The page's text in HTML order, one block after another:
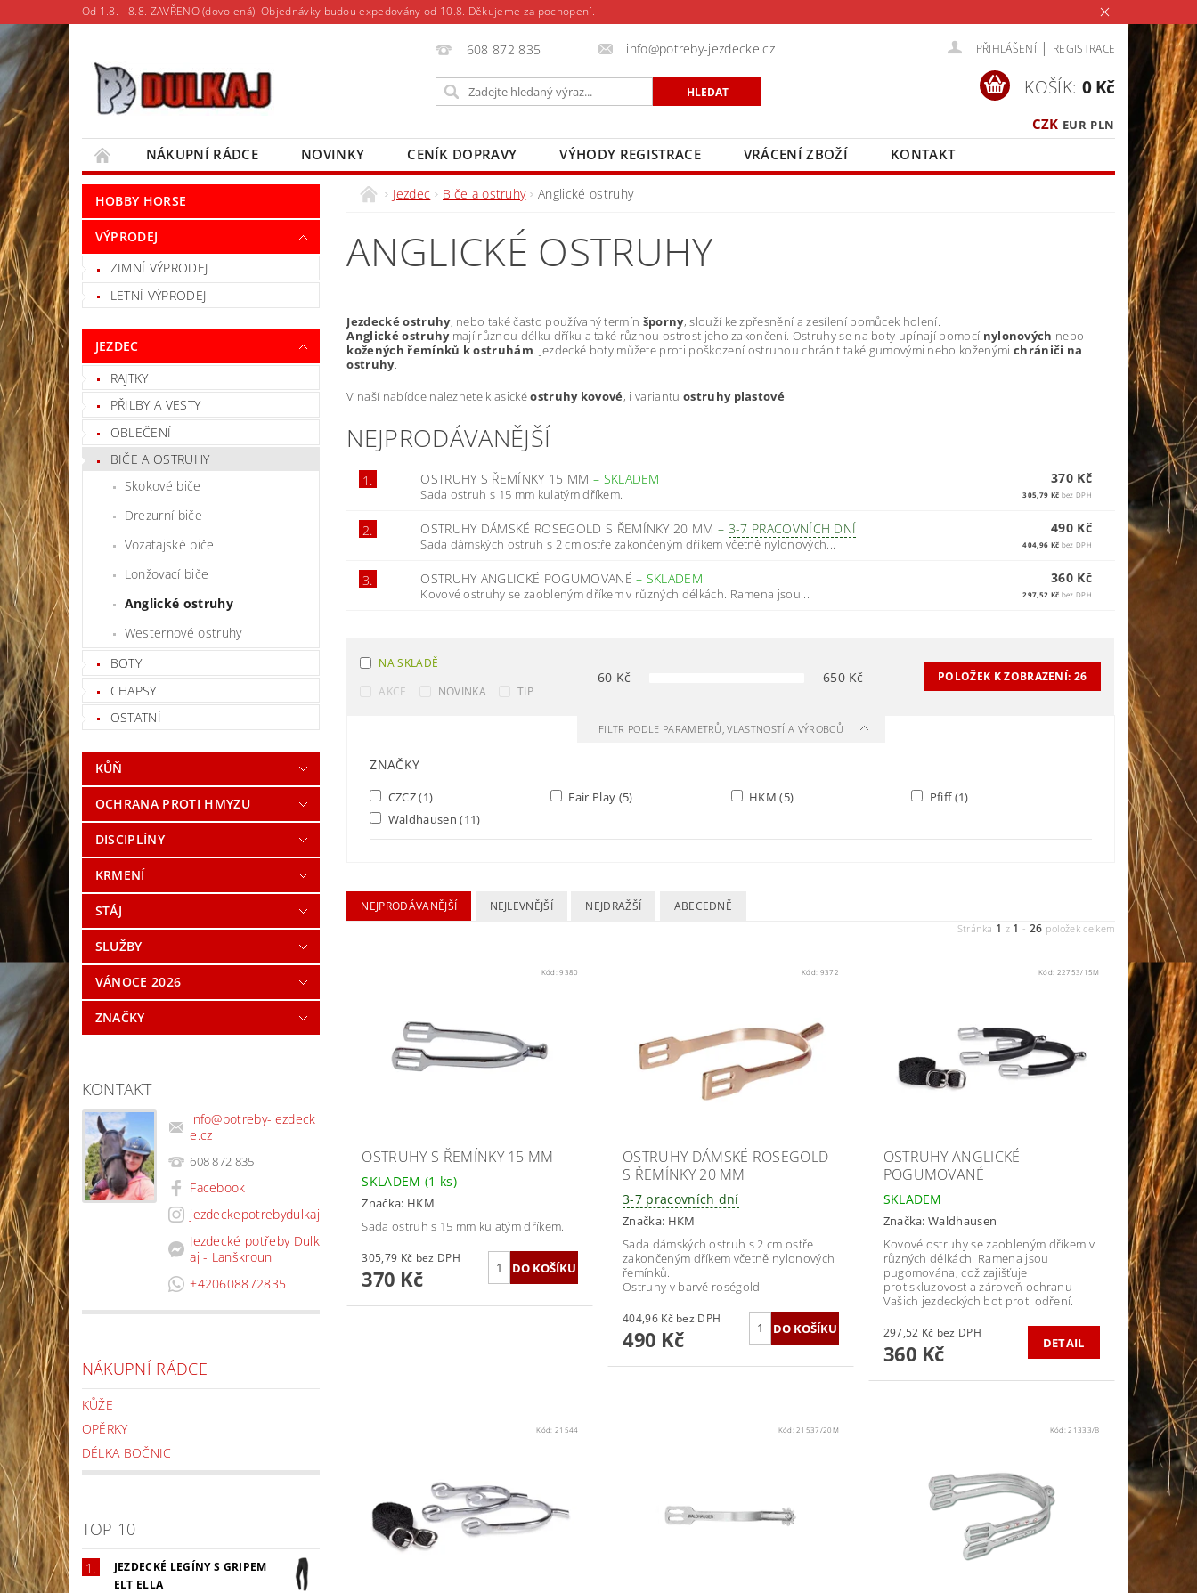
Od 1.8. - 8.8. ZAVŘENO (dovolená). Objednávky budou expedovány od 10.8. Děkujeme za pochopení.
608 872 835 info@potreby-jezdecke.cz PŘIHLÁŠENÍ | REGISTRACE
CZK EUR PLN
KOŠÍK: 0 Kč
NÁKUPNÍ RÁDCE NOVINKY CENÍK DOPRAVY VÝHODY REGISTRACE VRÁCENÍ ZBOŽÍ
KONTAKT
MOJE OBJEDNÁVKA
HOBBY HORSE
VÝPRODEJ
ZIMNÍ VÝPRODEJ
LETNÍ VÝPRODEJ
JEZDEC
RAJTKY
PŘILBY A VESTY
OBLEČENÍ
BIČE A OSTRUHY
Skokové biče
Drezurní biče
Vozatajské biče
Lonžovací biče
Anglické ostruhy
Westernové ostruhy
BOTY
CHAPSY
OSTATNÍ
KŮŇ
OCHRANA PROTI HMYZU
DISCIPLÍNY
KRMENÍ
STÁJ
SLUŽBY
VÁNOCE 2026
ZNAČKY
KONTAKT
info@potreby-jezdeck
e.cz
608 872 835
Facebook
jezdeckepotrebydulkaj
Jezdecké potřeby Dulk
aj - Lanškroun
+420608872835
NÁKUPNÍ RÁDCE
KŮŽE
OPĚRKY
DÉLKA BOČNIC
TOP 10
JEZDECKÉ LEGÍNY S GRIPEM
ELT ELLA
Jezdec Biče a ostruhy Anglické ostruhy
ANGLICKÉ OSTRUHY
Jezdecké ostruhy, nebo také často používaný termín šporny, slouží ke zpřesnění a zesílení pomůcek holení.
Anglické ostruhymají různou délku dříku a také různou ostrost jeho zakončení. Ostruhy se na boty upínají pomocí nylonových nebo
kožených řemínků k ostruhám . Jezdecké boty můžete proti poškození ostruhou chránit také gumovými nebo koženými chrániči na
ostruhy.
V naší nabídce naleznete klasickéostruhy kovové, i variantu ostruhy plastové
NEJPRODÁVANĚJŠÍ
1. OSTRUHY S ŘEMÍNKY 15 MM – SKLADEM
Sada ostruh s 15 mm kulatým dříkem.
370 Kč
305,79 Kč bez DPH
2. OSTRUHY DÁMSKÉ ROSEGOLD S ŘEMÍNKY 20 MM– 3-7 PRACOVNÍCH DNÍ
Sada dámských ostruh s 2 cm ostře zakončeným dříkem včetně nylonových...
490 Kč
404,96 Kč bez DPH
3. OSTRUHY ANGLICKÉ POGUMOVANÉ– SKLADEM
Kovové ostruhy se zaobleným dříkem v různých délkách. Ramena jsou...
360 Kč
297,52 Kč bez DPH
NA SKLADĚ
AKCE
NOVINKA TIP
60 Kč 650Kč POLOŽEK K ZOBRAZENÍ: 26
FILTR PODLE PARAMETRŮ, VLASTNOSTÍ A VÝROBCŮ
ZNAČKY
CZCZ(1) Fair Play (5) HKM(5) Pfiff(1)
Waldhausen(11)
NEJPRODÁVANĚJŠÍ NEJLEVNĚJŠÍ NEJDRAŽŠÍ ABECEDNĚ
Stránka 1 z 1 - 26 položek celkem
Kód:9380
OSTRUHY S ŘEMÍNKY 15 MM
SKLADEM (1 ks)
Značka: HKM
Sada ostruh s 15 mm kulatým dříkem.
305,79 Kč bez DPH
370 Kč
Kód: 9372
OSTRUHY DÁMSKÉ ROSEGOLD
S ŘEMÍNKY 20 MM
3-7 pracovních dní
Značka: HKM
Sada dámských ostruh s 2 cm ostře
zakončeným dříkem včetně nylonových
řemínků.
Ostruhy v barvě roségold
404,96 Kč bez DPH
490 Kč
Kód: 22753/15M
OSTRUHY ANGLICKÉ
POGUMOVANÉ
SKLADEM
Značka:Waldhausen
Kovové ostruhy se zaobleným dříkem v
různých délkách. Ramena jsou
pugomována, což zajišťuje
protiskluzovost a zároveň ochranu
Vašich jezdeckých bot proti odření.
297,52 Kč bez DPH
360 Kč DETAIL
Kód: 21544 Kód:21537/20M Kód:21333/B